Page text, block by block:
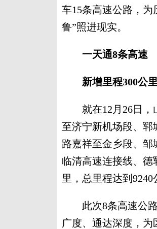
车15条高速公路，为
鲁”照进现实。
一天通8条高速
新增里程300公里
就在12月26日，
至济宁新机场段、郓
路嘉祥至金乡段、
临清高速连接线、德
里，总里程达到9240
此次8条高速公路
广度、通达深度，